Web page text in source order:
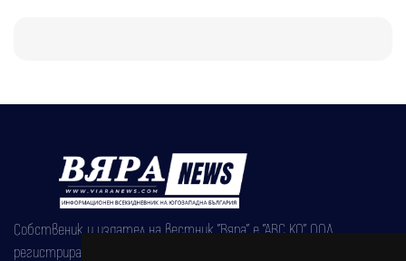
Собственик и издател на вестник "Вяра" е "АВС КО" ООД,
регистрирана на 08.05.2002 година.